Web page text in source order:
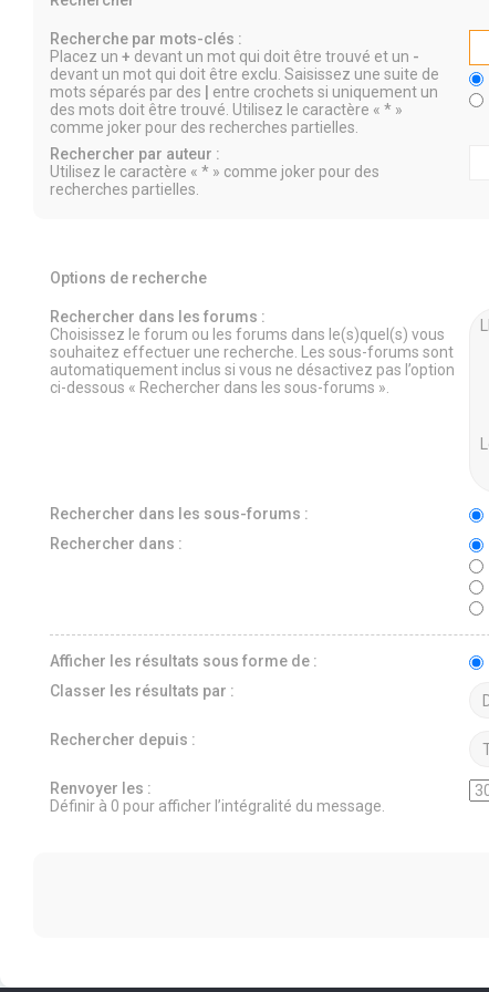
Recherche par mots-clés :
Placez un + devant un mot qui doit être trouvé et un -
devant un mot qui doit être exclu. Saisissez une suite de
mots séparés par des
entre crochets si uniquement un
des mots doit être trouvé. Utilisez le caractère « * »
comme joker pour des recherches partielles.
Rechercher par auteur :
Utilisez le caractère « * » comme joker pour des
recherches partielles.
Options de recherche
Rechercher dans les forums :
Choisissez le forum ou les forums dans le(s)quel(s) vous
souhaitez effectuer une recherche. Les sous-forums sont
automatiquement inclus si vous ne désactivez pas l’option
ci-dessous « Rechercher dans les sous-forums ».
Rechercher dans les sous-forums :
Rechercher dans :
Afficher les résultats sous forme de :
Classer les résultats par :
Rechercher depuis :
Renvoyer les :
Définir à 0 pour afficher l’intégralité du message.